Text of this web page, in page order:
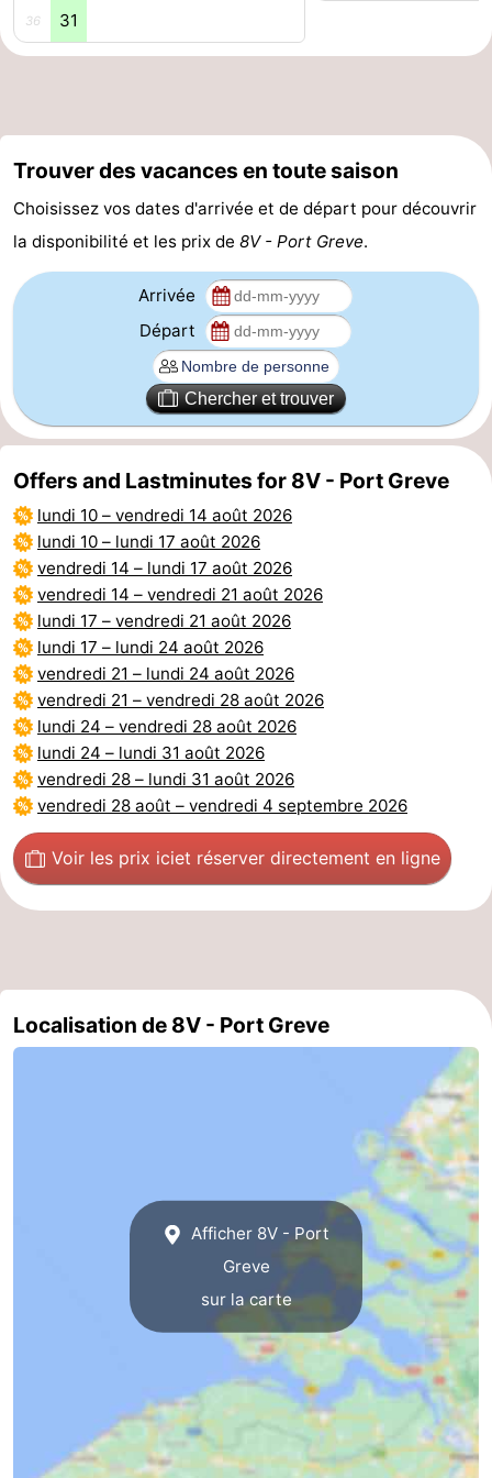
des
Boire
manger
Pratiques
Forum
Route
-
Médicales
Région
Hollande-
Méridionale
-
Leiden
Bollenstreek
-
Nature
Hollands
Duin
-
Noordwijk
-
Katwijk
-
Scheveningen
La
-
Schouwen-
van
Veere
36 31
Trouver des vacances en toute saison
Choisissez vos dates d'arrivée et de départ pour découvrir
la disponibilité et les prix de 8V - Port Greve.
Arrivée
Départ
Chercher et trouver
Offers and Lastminutes for 8V - Port Greve
lundi 10 – vendredi 14 août 2026
lundi 10 – lundi 17 août 2026
vendredi 14 – lundi 17 août 2026
vendredi 14 – vendredi 21 août 2026
lundi 17 – vendredi 21 août 2026
lundi 17 – lundi 24 août 2026
vendredi 21 – lundi 24 août 2026
vendredi 21 – vendredi 28 août 2026
lundi 24 – vendredi 28 août 2026
lundi 24 – lundi 31 août 2026
vendredi 28 – lundi 31 août 2026
vendredi 28 août – vendredi 4 septembre 2026
Voir les prix iciet réserver directement en ligne
Localisation de 8V - Port Greve
Afficher 8V - Port
Greve
sur la carte